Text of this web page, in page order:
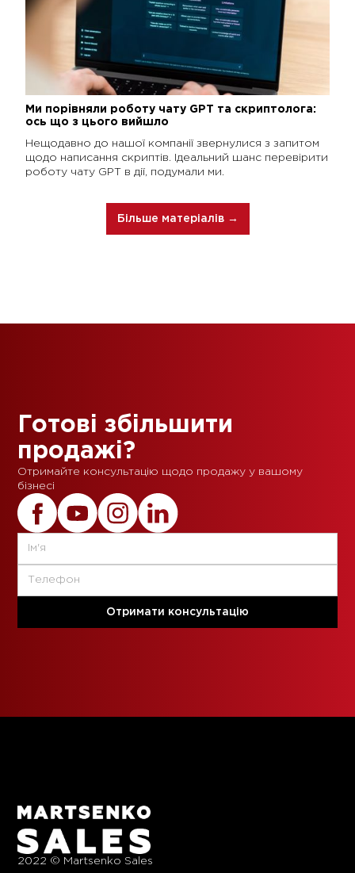
Ми порівняли роботу чату GPT та скриптолога:
ось що з цього вийшло
Нещодавно до нашої компанії звернулися з запитом
щодо написання скриптів. Ідеальний шанс перевірити
роботу чату GPT в дії, подумали ми.
Більше матеріалів →
Готові збільшити
продажі?
Отримайте консультацію щодо продажу у вашому
бізнесі
2022 © Martsenko Sales